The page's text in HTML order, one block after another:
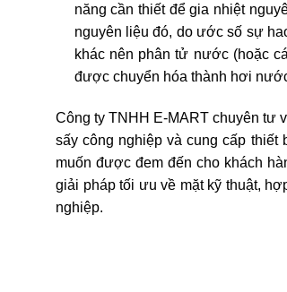
năng cần thiết để gia nhiệt
nguyên liệu đó, do ước số sự
khác nên phân tử nước (hoặc
được chuyển hóa thành hơi
Công ty TNHH E-MART chuyên tư
sấy công nghiệp và cung cấp thiết
muốn được đem đến cho khách
giải pháp tối ưu về mặt kỹ thuật,
nghiệp.